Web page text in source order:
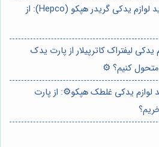
⭐️ راهنمای جامع خرید لوازم یدکی گریدر هپکو (Hepco): از
یدکی لیفتراک کاترپیلار از پارت یدک
متحول کنیم؟ ⚙️
لوازم یدکی غلطک هپکو⚙️: از پارت